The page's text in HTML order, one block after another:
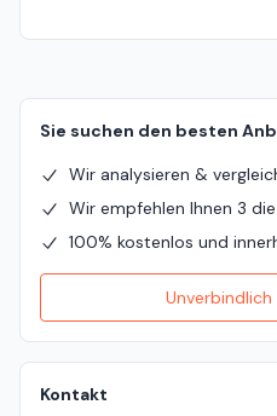
Sie suchen den besten
Wir analysieren &
Wir empfehlen Ihnen 3
100% kostenlos und
Unverbindlich
Kontakt